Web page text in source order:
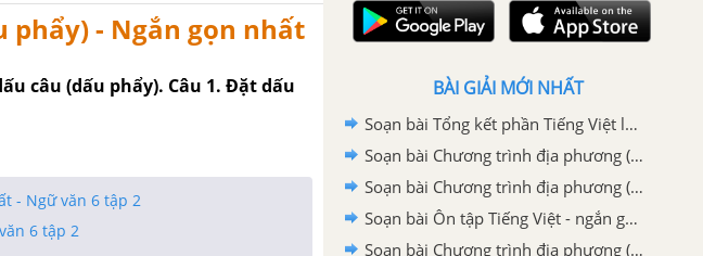
phẩy) - Ngắn gọn nhất
câu (dấu phẩy). Câu 1. Đặt dấu
- Ngữ văn 6 tập 2
6 tập 2
BÀI GIẢI MỚI NHẤT
Soạn bài Tổng kết phần Tiếng Việt lớp 6 tập 2 ngắn gọn nhất
Soạn bài Chương trình địa phương (phần Văn và Tập làm văn) lớp 6 tập 2 ngắn gọn nhất
Soạn bài Chương trình địa phương (Phần Văn và Tập làm văn) - ngắn gọn nhất
Soạn bài Ôn tập Tiếng Việt - ngắn gọn nhất
Soạn bài Chương trình địa phương (phần Tiếng Việt): Rèn luyện chính tả - ngắn gọn nhất